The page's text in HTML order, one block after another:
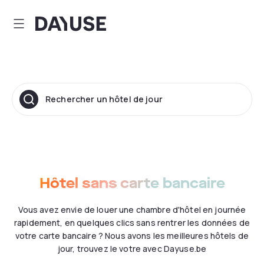
Dayuse
Rechercher un hôtel de jour
Hôtel sans carte bancaire
Vous avez envie de louer une chambre d'hôtel en journée
rapidement, en quelques clics sans rentrer les données de
votre carte bancaire ? Nous avons les meilleures hôtels de
jour, trouvez le votre avec Dayuse.be